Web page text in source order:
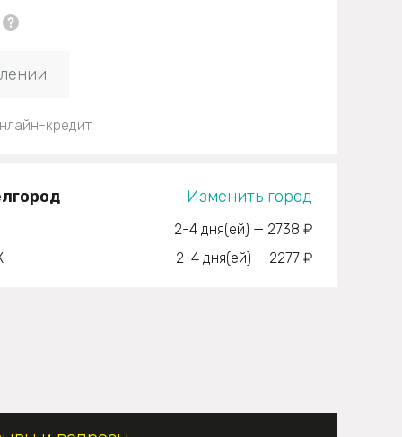
кредит
Изменить город
2738 ₽
—
2-4 дня(ей)
2277 ₽
—
2-4 дня(ей)